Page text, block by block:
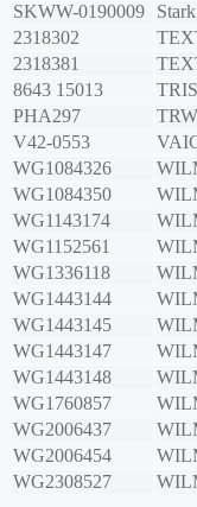
SKWW-0190009
Stark
2318302
2318381
8643 15013
PHA297
TRW
V42-0553
WG1084326
WG1084350
WG1143174
WG1152561
WG1336118
WG1443144
WG1443145
WG1443147
WG1443148
WG1760857
WG2006437
WG2006454
WG2308527